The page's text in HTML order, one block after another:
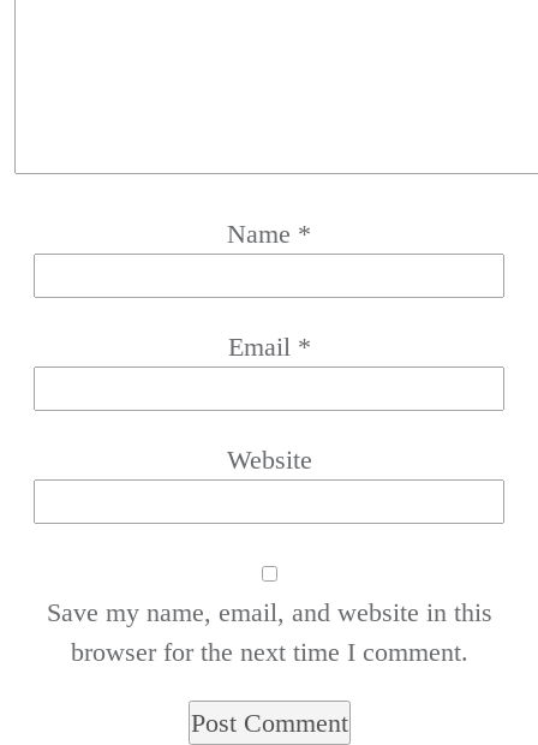
Name *
Email *
Website
Save my name, email, and website in this
browser for the next time I comment.